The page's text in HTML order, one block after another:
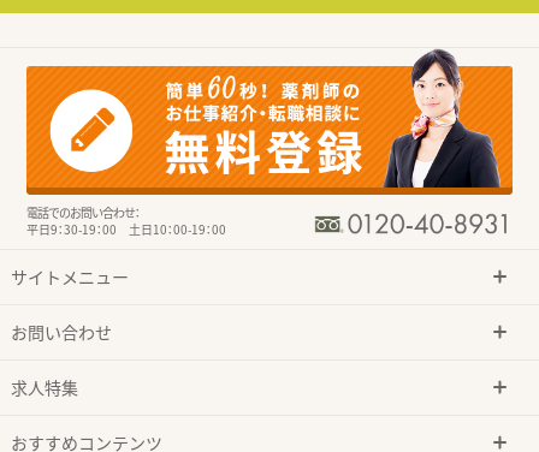
電話でのお問い合わせ：
平日9：30-19：00 土日10：00-19：00
サイトメニュー
お問い合わせ
求人特集
おすすめコンテンツ